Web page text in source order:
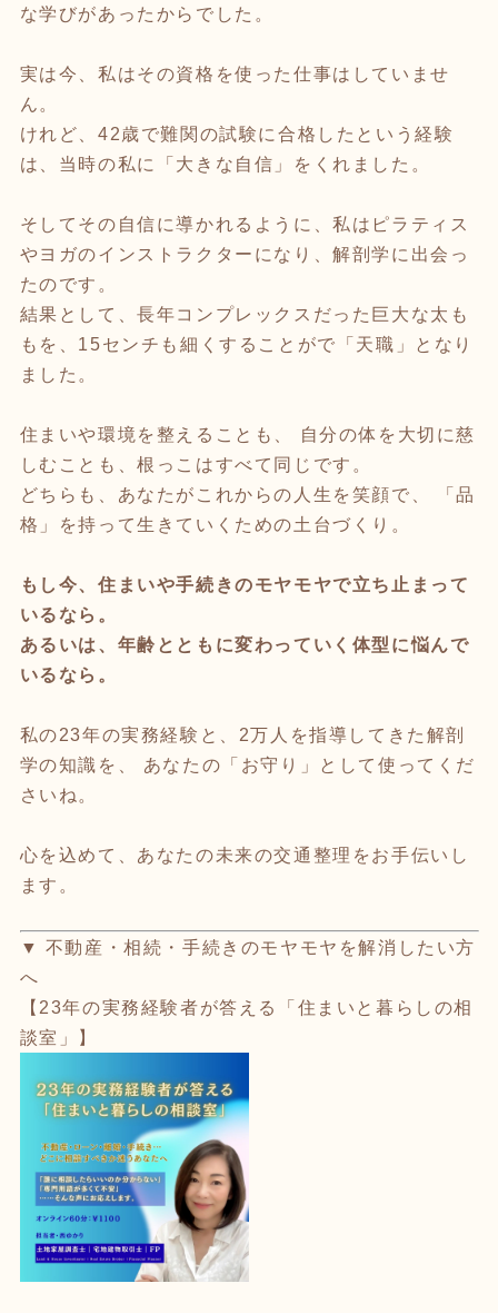
な学びがあったからでした。
実は今、私はその資格を使った仕事はしていませ
ん。
けれど、42歳で難関の試験に合格したという経験
は、当時の私に「大きな自信」をくれました。
そしてその自信に導かれるように、私はピラティス
やヨガのインストラクターになり、解剖学に出会っ
たのです。
結果として、長年コンプレックスだった巨大な太も
もを、15センチも細くすることがで「天職」となり
ました。
住まいや環境を整えることも、 自分の体を大切に慈
しむことも、根っこはすべて同じです。
どちらも、あなたがこれからの人生を笑顔で、 「品
格」を持って生きていくための土台づくり。
もし今、住まいや手続きのモヤモヤで立ち止まって
いるなら。
あるいは、年齢とともに変わっていく体型に悩んで
いるなら。
私の23年の実務経験と、2万人を指導してきた解剖
学の知識を、 あなたの「お守り」として使ってくだ
さいね。
心を込めて、あなたの未来の交通整理をお手伝いし
ます。
▼ 不動産・相続・手続きのモヤモヤを解消したい方
へ
【23年の実務経験者が答える「住まいと暮らしの相
談室」】